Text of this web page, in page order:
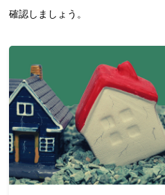
確認しましょう。